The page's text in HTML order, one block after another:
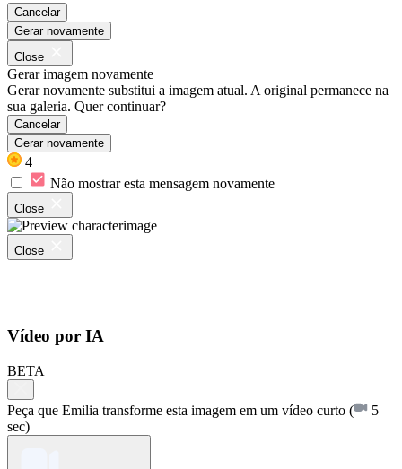
Cancelar
Gerar novamente
Close
Gerar imagem novamente
Gerar novamente substitui a imagem atual. A original permanece na
sua galeria. Quer continuar?
Cancelar
Gerar novamente
4
Não mostrar esta mensagem novamente
Close
Close
Vídeo por IA
BETA
Peça que Emilia transforme esta imagem em um vídeo curto (
5
sec)